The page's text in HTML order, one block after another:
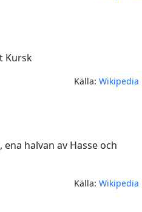
Kursk
Källa: Wikipedia
halvan av Hasse och
Källa: Wikipedia